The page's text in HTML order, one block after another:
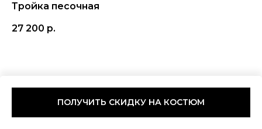
Тройка песочная
27 200 р.
ПОЛУЧИТЬ СКИДКУ НА КОСТЮМ
Made on Tilda